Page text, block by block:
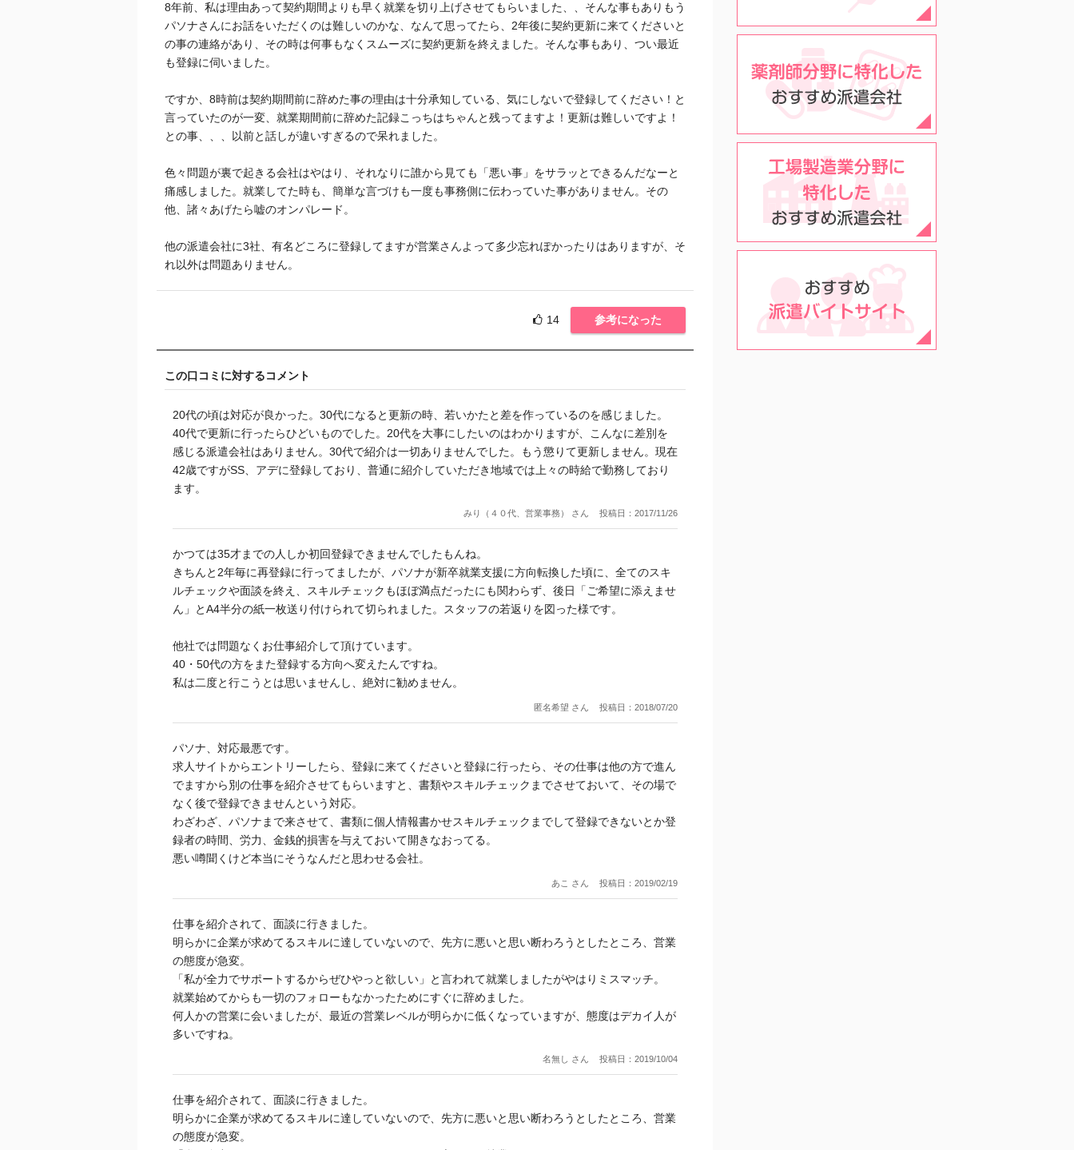
8年前、私は理由あって契約期間よりも早く就業を切り上げさせてもらいました、、そんな事もありもう
パソナさんにお話をいただくのは難しいのかな、なんて思ってたら、2年後に契約更新に来てくださいと
の事の連絡があり、その時は何事もなくスムーズに契約更新を終えました。そんな事もあり、つい最近
も登録に伺いました。
ですか、8時前は契約期間前に辞めた事の理由は十分承知している、気にしないで登録してください！と
言っていたのが一変、就業期間前に辞めた記録こっちはちゃんと残ってますよ！更新は難しいですよ！
との事、、、以前と話しが違いすぎるので呆れました。
色々問題が裏で起きる会社はやはり、それなりに誰から見ても「悪い事」をサラッとできるんだなーと
痛感しました。就業してた時も、簡単な言づけも一度も事務側に伝わっていた事がありません。その
他、諸々あげたら嘘のオンパレード。
他の派遣会社に3社、有名どころに登録してますが営業さんよって多少忘れぽかったりはありますが、そ
れ以外は問題ありません。
14 参考になった
この口コミに対するコメント
20代の頃は対応が良かった。30代になると更新の時、若いかたと差を作っているのを感じました。
40代で更新に行ったらひどいものでした。20代を大事にしたいのはわかりますが、こんなに差別を
感じる派遣会社はありません。30代で紹介は一切ありませんでした。もう懲りて更新しません。現在
42歳ですがSS、アデに登録しており、普通に紹介していただき地域では上々の時給で勤務しており
ます。
みり（４０代、営業事務） さん 投稿日：2017/11/26
かつては35才までの人しか初回登録できませんでしたもんね。
きちんと2年毎に再登録に行ってましたが、パソナが新卒就業支援に方向転換した頃に、全てのスキ
ルチェックや面談を終え、スキルチェックもほぼ満点だったにも関わらず、後日「ご希望に添えませ
ん」とA4半分の紙一枚送り付けられて切られました。スタッフの若返りを図った様です。
他社では問題なくお仕事紹介して頂けています。
40・50代の方をまた登録する方向へ変えたんですね。
私は二度と行こうとは思いませんし、絶対に勧めません。
匿名希望 さん 投稿日：2018/07/20
パソナ、対応最悪です。
求人サイトからエントリーしたら、登録に来てくださいと登録に行ったら、その仕事は他の方で進ん
でますから別の仕事を紹介させてもらいますと、書類やスキルチェックまでさせておいて、その場で
なく後で登録できませんという対応。
わざわざ、パソナまで来させて、書類に個人情報書かせスキルチェックまでして登録できないとか登
録者の時間、労力、金銭的損害を与えておいて開きなおってる。
悪い噂聞くけど本当にそうなんだと思わせる会社。
あこ さん 投稿日：2019/02/19
仕事を紹介されて、面談に行きました。
明らかに企業が求めてるスキルに達していないので、先方に悪いと思い断わろうとしたところ、営業
の態度が急変。
「私が全力でサポートするからぜひやっと欲しい」と言われて就業しましたがやはりミスマッチ。
就業始めてからも一切のフォローもなかったためにすぐに辞めました。
何人かの営業に会いましたが、最近の営業レベルが明らかに低くなっていますが、態度はデカイ人が
多いですね。
名無し さん 投稿日：2019/10/04
仕事を紹介されて、面談に行きました。
明らかに企業が求めてるスキルに達していないので、先方に悪いと思い断わろうとしたところ、営業
の態度が急変。